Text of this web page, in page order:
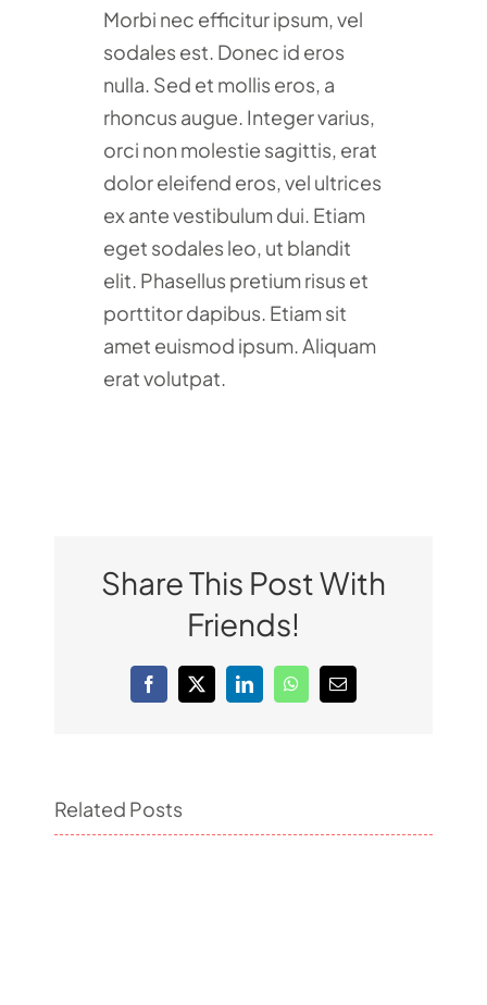
Morbi nec efficitur ipsum, vel
sodales est. Donec id eros
nulla. Sed et mollis eros, a
rhoncus augue. Integer varius,
orci non molestie sagittis, erat
dolor eleifend eros, vel ultrices
ex ante vestibulum dui. Etiam
eget sodales leo, ut blandit
elit. Phasellus pretium risus et
porttitor dapibus. Etiam sit
amet euismod ipsum. Aliquam
erat volutpat.
Share This Post With
Friends!
Facebook
X LinkedInWhatsApp
Email
Related Posts